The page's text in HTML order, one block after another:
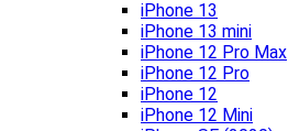
iPhone 13
iPhone 13 mini
iPhone 12 Pro Max
iPhone 12 Pro
iPhone 12
iPhone 12 Mini